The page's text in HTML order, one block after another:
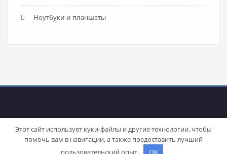
Ноутбуки и планшеты
WordPress | Theme: Stacyby SpiceThemes
Этот сайт использует куки-файлы и другие технологии, чтобы
помочь вам в навигации, а также предоставить лучший
пользовательский опыт.
OK